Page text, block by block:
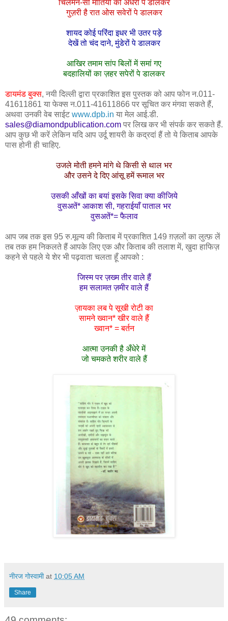
चिलमन-सी मोतियों की अंधेरों पे डालकर
गुज़री है रात ओस सवेरों पे डालकर
शायद कोई परिंदा इधर भी उतर पड़े
देखें तो चंद दाने, मुंडेरों पे डालकर
आखिर तमाम सांप बिलों में समां गए
बदहालियों का ज़हर सपेरों पे डालकर
डायमंड बुक्स, नयी दिल्ली द्वारा प्रकाशित इस पुस्तक को आप फोन न.011-
41611861 या फेक्स न.011-41611866 पर सूचित कर मंगवा सकते हैं,
अथवा उनकी वेब साईटwww.dpb.in या मेल आई.डी.
sales@diamondpublication.com पर लिख कर भी संपर्क कर सकते हैं.
आप कुछ भी करें लेकिन यदि आप उर्दू शायरी के कद्रदां हैं तो ये किताब आपके
पास होनी ही चाहिए.
उजले मोती हमने मांगे थे किसी से थाल भर
और उसने दे दिए आंसू हमें रूमाल भर
उसकी आँखों का बयां इसके सिवा क्या कीजिये
वुसअतें* आकाश सी, गहराईयाँ पाताल भर
वुसअतें*= फैलाव
आप जब तक इस 95 रु.मूल्य की किताब में प्रकाशित 149 ग़ज़लों का लुत्फ़ लें
तब तक हम निकलते हैं आपके लिए एक और किताब की तलाश में, खुदा हाफिज़
कहने से पहले ये शेर भी पढ़वाता चलता हूँ आपको :
जिस्म पर ज़ख्म तीर वाले हैं
हम सलामत ज़मीर वाले हैं
ज़ायका लब पे सूखी रोटी का
सामने ख्वान* खीर वाले हैं
ख्वान* = बर्तन
आत्मा उनकी है अँधेरे में
जो चमकते शरीर वाले हैं
नीरज गोस्वामी at 10:05 AM
Share